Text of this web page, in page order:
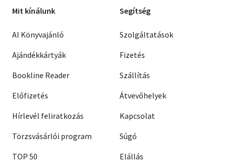
Mit kínálunk
AI Könyvajánló
Ajándékkártyák
Bookline Reader
Előfizetés
Hírlevél feliratkozás
Törzsvásárlói program
TOP 50
Segítség
Szolgáltatások
Fizetés
Szállítás
Átvevőhelyek
Kapcsolat
Súgó
Elállás